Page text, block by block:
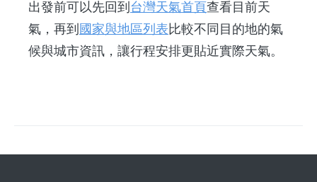
出發前可以先回到 台灣天氣首頁查看目前天
氣，再到 國家與地區列表比較不同目的地的氣
候與城市資訊，讓行程安排更貼近實際天氣。